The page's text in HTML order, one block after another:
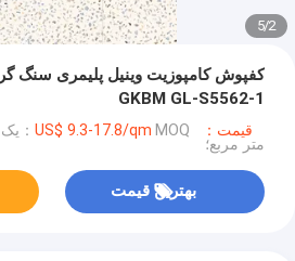
2
/
5
GKBM GL-S5562-1
قیمت：US$ 9.3-17.8/qm
متر مربع؛
بهترین قیمت